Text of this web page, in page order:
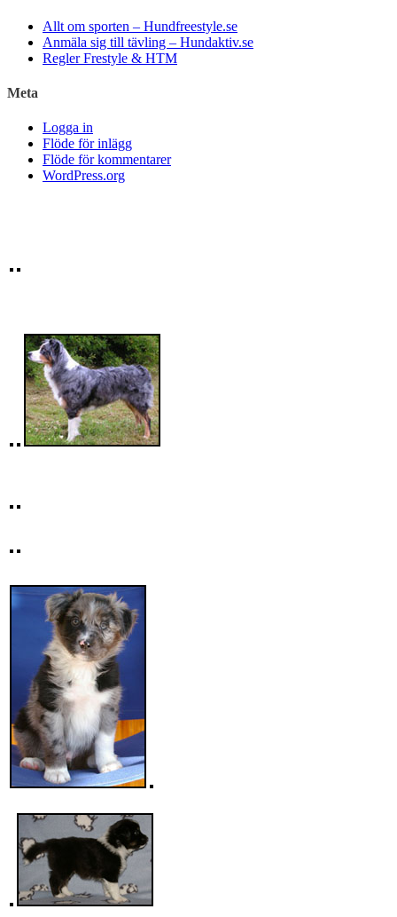
Allt om sporten – Hundfreestyle.se
Anmäla sig till tävling – Hundaktiv.se
Regler Frestyle & HTM
Meta
Logga in
Flöde för inlägg
Flöde för kommentarer
WordPress.org